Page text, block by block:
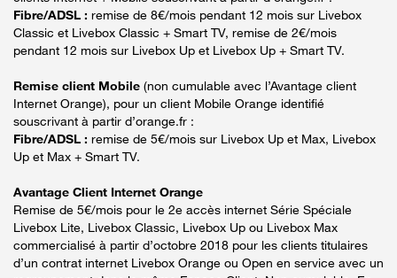
Fibre/ADSL : remise de 8€/mois pendant 12 mois sur Livebox
Classic et Livebox Classic + Smart TV, remise de 2€/mois
pendant 12 mois sur Livebox Up et Livebox Up + Smart TV.
Remise client Mobile (non cumulable avec l’Avantage client
Internet Orange), pour un client Mobile Orange identifié
souscrivant à partir d’orange.fr :
Fibre/ADSL : remise de 5€/mois sur Livebox Up et Max, Livebox
Up et Max + Smart TV.
Avantage Client Internet Orange
Remise de 5€/mois pour le 2e accès internet Série Spéciale
Livebox Lite, Livebox Classic, Livebox Up ou Livebox Max
commercialisé à partir d’octobre 2018 pour les clients titulaires
d’un contrat internet Livebox Orange ou Open en service avec un